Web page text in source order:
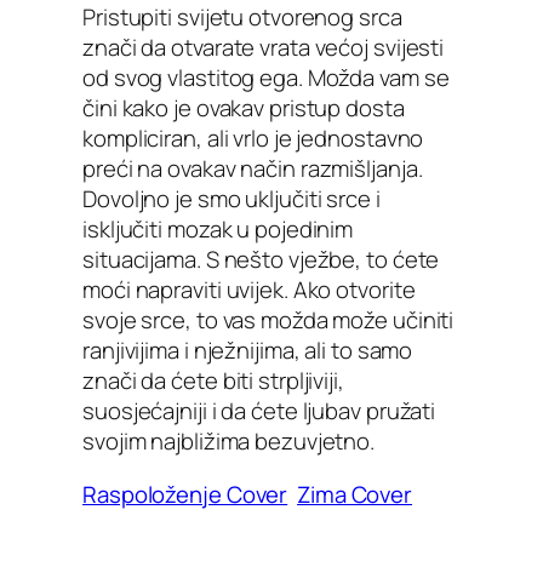
Pristupiti svijetu otvorenog srca
znači da otvarate vrata većoj svijesti
od svog vlastitog ega. Možda vam se
čini kako je ovakav pristup dosta
kompliciran, ali vrlo je jednostavno
preći na ovakav način razmišljanja.
Dovoljno je smo uključiti srce i
isključiti mozak u pojedinim
situacijama. S nešto vježbe, to ćete
moći napraviti uvijek. Ako otvorite
svoje srce, to vas možda može učiniti
ranjivijima i nježnijima, ali to samo
znači da ćete biti strpljiviji,
suosjećajniji i da ćete ljubav pružati
svojim najbližima bezuvjetno.
Raspoloženje Cover Zima Cover